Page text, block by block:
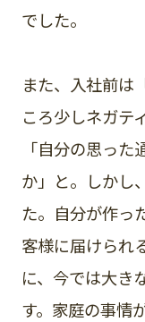
でした。
また、入社前は
ころ少しネガテ
「自分の思っ
か」と。しかし
た。自分が作っ
客様に届けられ
に、今では大き
す。家庭の事情